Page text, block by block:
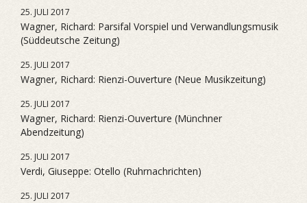
25. JULI 2017
Wagner, Richard: Parsifal Vorspiel und Verwandlungsmusik
(Süddeutsche Zeitung)
25. JULI 2017
Wagner, Richard: Rienzi-Ouverture (Neue Musikzeitung)
25. JULI 2017
Wagner, Richard: Rienzi-Ouverture (Münchner
Abendzeitung)
25. JULI 2017
Verdi, Giuseppe: Otello (Ruhrnachrichten)
25. JULI 2017